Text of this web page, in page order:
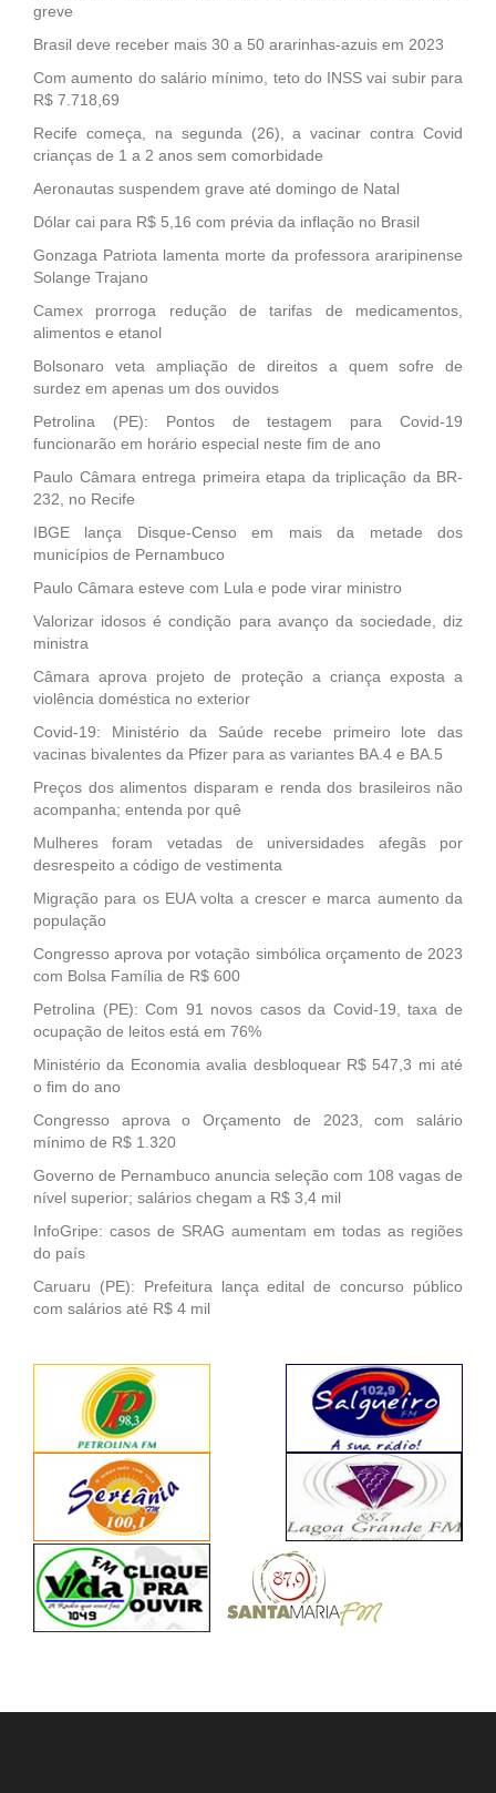
greve
Brasil deve receber mais 30 a 50 ararinhas-azuis em 2023
Com aumento do salário mínimo, teto do INSS vai subir para
R$ 7.718,69
Recife começa, na segunda (26), a vacinar contra Covid
crianças de 1 a 2 anos sem comorbidade
Aeronautas suspendem grave até domingo de Natal
Dólar cai para R$ 5,16 com prévia da inflação no Brasil
Gonzaga Patriota lamenta morte da professora araripinense
Solange Trajano
Camex prorroga redução de tarifas de medicamentos,
alimentos e etanol
Bolsonaro veta ampliação de direitos a quem sofre de
surdez em apenas um dos ouvidos
Petrolina (PE): Pontos de testagem para Covid-19
funcionarão em horário especial neste fim de ano
Paulo Câmara entrega primeira etapa da triplicação da BR-
232, no Recife
IBGE lança Disque-Censo em mais da metade dos
municípios de Pernambuco
Paulo Câmara esteve com Lula e pode virar ministro
Valorizar idosos é condição para avanço da sociedade, diz
ministra
Câmara aprova projeto de proteção a criança exposta a
violência doméstica no exterior
Covid-19: Ministério da Saúde recebe primeiro lote das
vacinas bivalentes da Pfizer para as variantes BA.4 e BA.5
Preços dos alimentos disparam e renda dos brasileiros não
acompanha; entenda por quê
Mulheres foram vetadas de universidades afegãs por
desrespeito a código de vestimenta
Migração para os EUA volta a crescer e marca aumento da
população
Congresso aprova por votação simbólica orçamento de 2023
com Bolsa Família de R$ 600
Petrolina (PE): Com 91 novos casos da Covid-19, taxa de
ocupação de leitos está em 76%
Ministério da Economia avalia desbloquear R$ 547,3 mi até
o fim do ano
Congresso aprova o Orçamento de 2023, com salário
mínimo de R$ 1.320
Governo de Pernambuco anuncia seleção com 108 vagas de
nível superior; salários chegam a R$ 3,4 mil
InfoGripe: casos de SRAG aumentam em todas as regiões
do país
Caruaru (PE): Prefeitura lança edital de concurso público
com salários até R$ 4 mil